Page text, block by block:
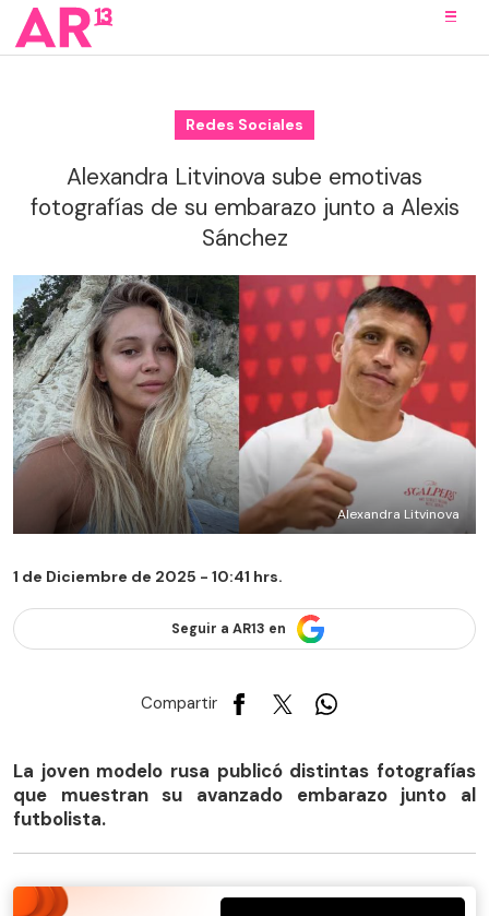
Redes Sociales
Alexandra Litvinova sube emotivas
fotografías de su embarazo junto a Alexis
Sánchez
Alexandra Litvinova
1 de Diciembre de 2025 - 10:41 hrs.
Seguir a AR13 en
Compartir
La joven modelo rusa publicó distintas fotografías
que muestran su avanzado embarazo junto al
futbolista.